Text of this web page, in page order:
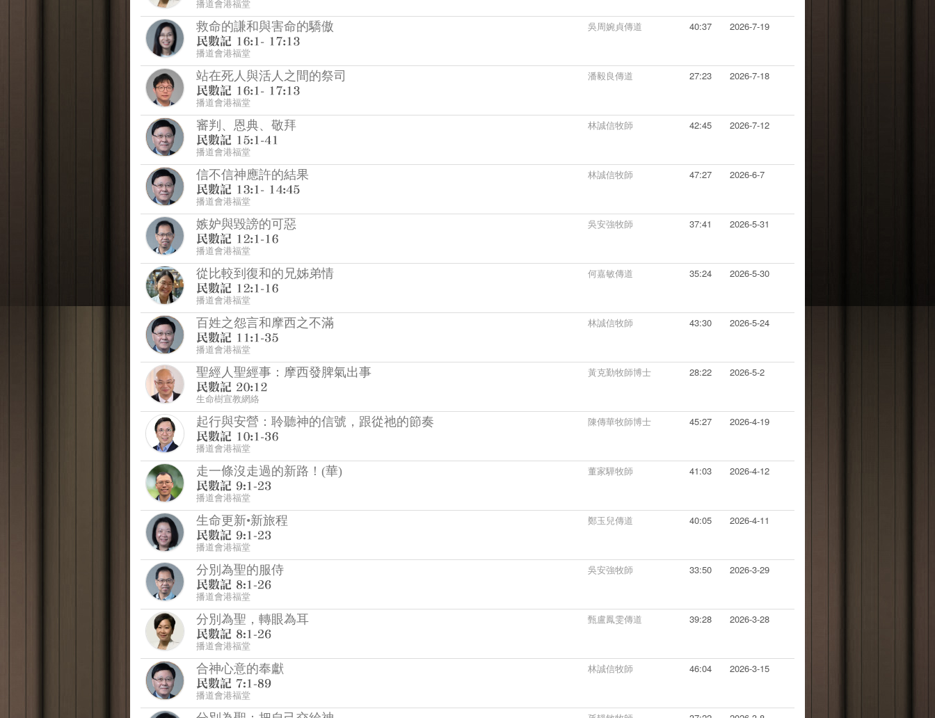
救命的謙和與害命的驕傲
播道會港福堂
吳周婉貞傳道 40:37 2026-7-19
站在死人與活人之間的祭司
播道會港福堂
潘毅良傳道 27:23 2026-7-18
審判、恩典、敬拜
播道會港福堂
林誠信牧師 42:45 2026-7-12
信不信神應許的結果
播道會港福堂
林誠信牧師 47:27 2026-6-7
嫉妒與毀謗的可惡
播道會港福堂
吳安強牧師 37:41 2026-5-31
從比較到復和的兄姊弟情
播道會港福堂
何嘉敏傳道 35:24 2026-5-30
百姓之怨言和摩西之不滿
播道會港福堂
林誠信牧師 43:30 2026-5-24
聖經人聖經事：摩西發脾氣出事
生命樹宣教網絡
黃克勤牧師博士 28:22 2026-5-2
起行與安營：聆聽神的信號，跟從祂的節奏
播道會港福堂
陳傳華牧師博士 45:27 2026-4-19
走一條沒走過的新路！(華)
播道會港福堂
董家驊牧師 41:03 2026-4-12
生命更新•新旅程
播道會港福堂
鄭玉兒傳道 40:05 2026-4-11
分別為聖的服侍
播道會港福堂
吳安強牧師 33:50 2026-3-29
分別為聖，轉眼為耳
播道會港福堂
甄盧鳳雯傳道 39:28 2026-3-28
合神心意的奉獻
播道會港福堂
林誠信牧師 46:04 2026-3-15
分別為聖：把自己交給神 孫靜敏牧師 37:22 2026-3-8